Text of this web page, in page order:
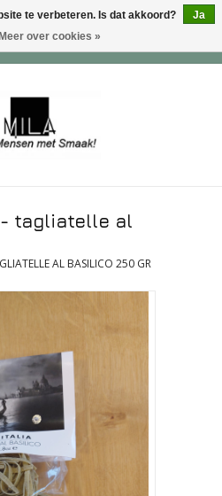
tagliatelle al
AL BASILICO 250 GR
te verbeteren. Is dat akkoord?
Ja
Meer over cookies »